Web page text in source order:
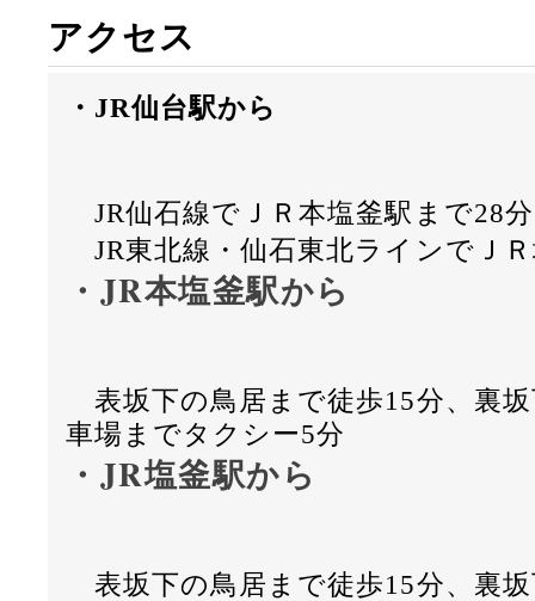
アクセス
・JR仙台駅から
JR仙石線でＪＲ本塩釜駅まで28分
JR東北線・仙石東北ラインでＪ
・JR本塩釜駅から
表坂下の鳥居まで徒歩15分、裏
車場までタクシー5分
・JR塩釜駅から
表坂下の鳥居まで徒歩15分、裏